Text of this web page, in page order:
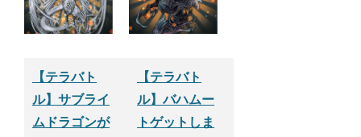
【テラバト
ル】サブライ
ムドラゴンが
【テラバト
ル】バハムー
トゲットしま